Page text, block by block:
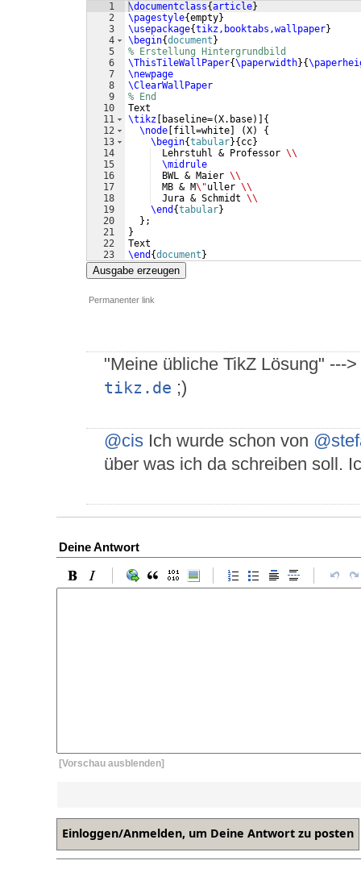
1
2
3
4
5
6
7
8
9
10
11
12
13
14
15
16
17
18
19
20
21
22
23
\documentclass{article}
\pagestyle{empty}
\usepackage{tikz,booktabs,wallpaper}
\begin{document }
% Erstellung Hintergrundbild
\ThisTileWallPaper{\paperwidth}{
\newpage
\ClearWallPaper
% End
Text
\tikz
baseline=(X.base)] {
\node fill=white (X)
{
\begin{tabular}{ cc}
  Lehrstuhl & Professor
\\
\midrule
  BWL & Maier
\\
  MB & M
\"uller \\
  Jura & Schmidt
\\
\end {tabular}
} ;
}
Text
\end {document }
Ausgabe erzeugen
Permanenter link
"Meine übliche TikZ Lösung" ---
tikz.de ;)
@cis Ich wurde schon von
über was ich da schreiben soll.
Deine Antwort
[Vorschau ausblenden]